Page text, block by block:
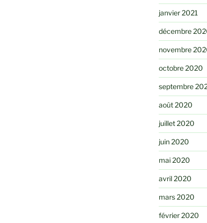
janvier 2021
décembre
novembre
octobre 2020
septembre
août 2020
juillet 2020
juin 2020
mai 2020
avril 2020
mars 2020
février 2020